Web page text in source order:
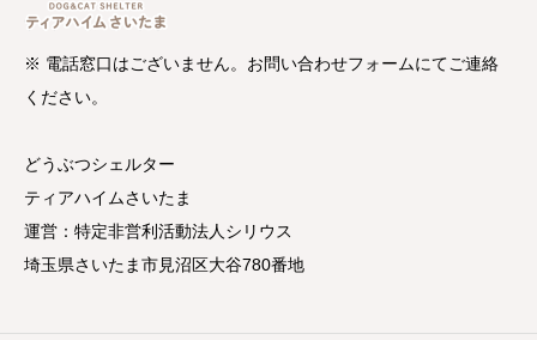
※ 電話窓口はございません。お問い合わせフォームにてご連絡
ください。
どうぶつシェルター
ティアハイムさいたま
運営：特定非営利活動法人シリウス
埼玉県さいたま市見沼区大谷780番地